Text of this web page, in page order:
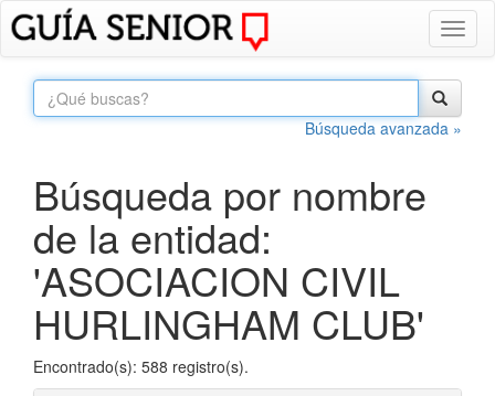
Búsqueda avanzada »
Búsqueda por nombre
de la entidad:
'ASOCIACION CIVIL
HURLINGHAM CLUB'
Encontrado(s): 588 registro(s).